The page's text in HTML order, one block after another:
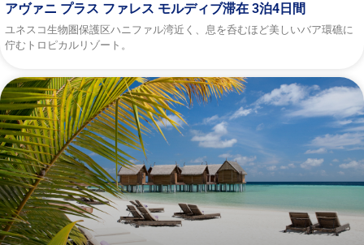
アヴァニ プラス ファレス モルディブ滞在 3泊4日間
ユネスコ生物圏保護区ハニファル湾近く、息を呑むほど美しいバア環礁に
佇むトロピカルリゾート。